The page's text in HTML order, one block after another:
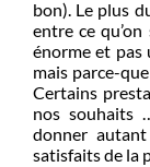
bon). Le plus
entre ce
énorme et pas
mais parce-
Certains
nos souhaits
donner
satisfaits de la